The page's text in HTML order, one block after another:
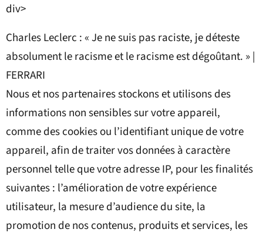
div>
Charles Leclerc : « Je ne suis pas raciste, je déteste
absolument le racisme et le racisme est dégoûtant. » |
FERRARI
Nous et nos partenaires stockons et utilisons des
informations non sensibles sur votre appareil,
comme des cookies ou l’identifiant unique de votre
appareil, afin de traiter vos données à caractère
personnel telle que votre adresse IP, pour les finalités
suivantes : l’amélioration de votre expérience
utilisateur, la mesure d’audience du site, la
promotion de nos contenus, produits et services, les